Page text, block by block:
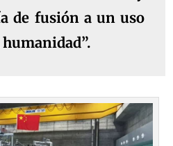
de fusión a un uso